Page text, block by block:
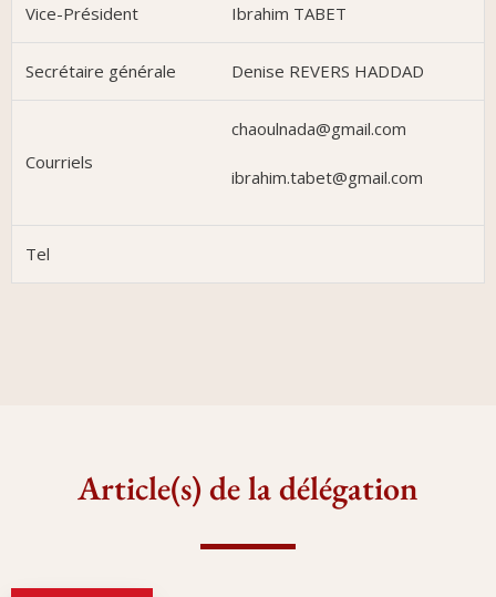
Vice-Président Ibrahim TABET
Secrétaire générale Denise REVERS HADDAD
Courriels
chaoulnada@gmail.com
ibrahim.tabet@gmail.com
Tel
Article(s) de la délégation